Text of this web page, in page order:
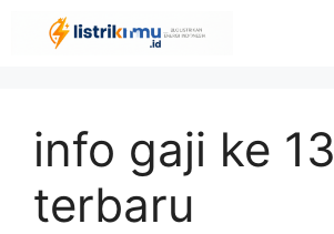
Langsung
info gaji ke 13
terbaru